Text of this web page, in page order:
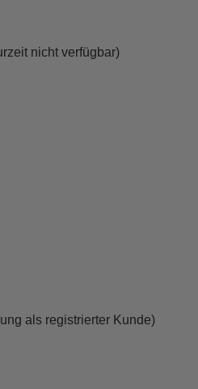
nicht verfügbar)
als registrierter Kunde)